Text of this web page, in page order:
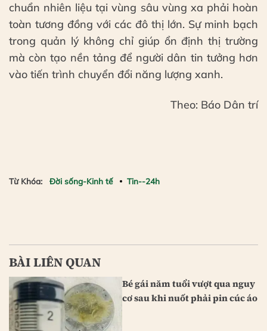
chuẩn nhiên liệu tại vùng sâu vùng xa phải hoàn
toàn tương đồng với các đô thị lớn. Sự minh bạch
trong quản lý không chỉ giúp ổn định thị trường
mà còn tạo nền tảng để người dân tin tưởng hơn
vào tiến trình chuyển đổi năng lượng xanh.
Theo: Báo Dân trí
Từ Khóa: Đời sống-Kinh tế Tin--24h
BÀI LIÊN QUAN
Bé gái năm tuổi vượt qua nguy
cơ sau khi nuốt phải pin cúc áo